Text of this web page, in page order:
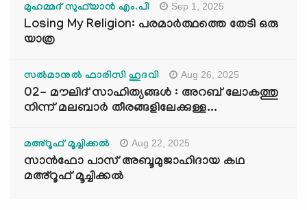
മുഹമ്മദ് സുഫ്‌യാൻ എം.പി Sep 1, 2025
Losing My Religion: പരമാർത്ഥത്തെ തേടി ഒരു
യാത്ര
സൽമാനുൽ ഫാരിസി ഹുദവി Aug 26, 2025
02- മൗലിദ് സാഹിത്യങ്ങൾ : അറബ് ലോകത്തു
നിന്ന് മലബാർ തീരങ്ങളിലേക്കുള്ള...
മഅ്റൂഫ് മൂച്ചിക്കല്‍ Aug 22, 2025
സാൻഫോ പാസ് അബൂമുജാഹിദായ കഥ
മഅ്റൂഫ് മൂച്ചിക്കല്‍